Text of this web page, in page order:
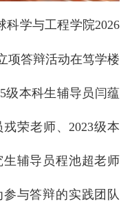
科学与工程学院2026
项答辩活动在笃学楼
级本科生辅导员闫蕴
荣老师、2023级本
辅导员程池超老师
与答辩的实践团队